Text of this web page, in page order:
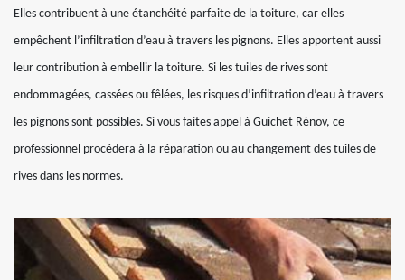
Elles contribuent à une étanchéité parfaite de la toiture, car elles
empêchent l’infiltration d’eau à travers les pignons. Elles apportent aussi
leur contribution à embellir la toiture. Si les tuiles de rives sont
endommagées, cassées ou fêlées, les risques d’infiltration d’eau à travers
les pignons sont possibles. Si vous faites appel à Guichet Rénov, ce
professionnel procédera à la réparation ou au changement des tuiles de
rives dans les normes.